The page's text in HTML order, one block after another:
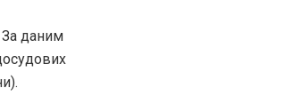
За даним